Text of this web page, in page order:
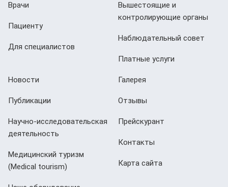
Врачи
Пациенту
Для специалистов
Вышестоящие и
контролирующие органы
Наблюдательный совет
Платные услуги
Новости
Публикации
Научно-исследовательская
деятельность
Медицинский туризм
(Мedical tourism)
Галерея
Отзывы
Прейскурант
Контакты
Карта сайта